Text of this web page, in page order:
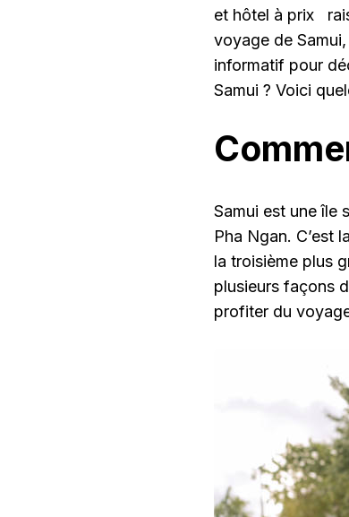
et hôtel à prix
voyage de
informatif pour
Samui ? Voici
Samui est une île
Pha Ngan. C’est
la troisième plus
plusieurs façons
profiter du